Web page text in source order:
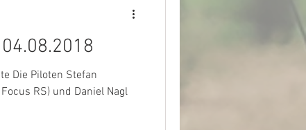
Die Piloten Stefan
RS) und Daniel Nagl